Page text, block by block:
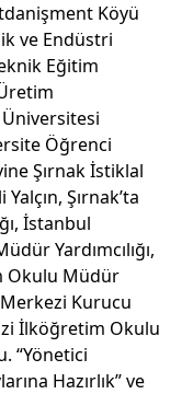
Köyü
ve Endüstri
Eğitim
Öğrenci
Şırnak İstiklal
Şırnak’ta
İstanbul
Yardımcılığı,
Okulu Müdür
Kurucu
İlköğretim Okulu
“Yönetici
Hazırlık” ve